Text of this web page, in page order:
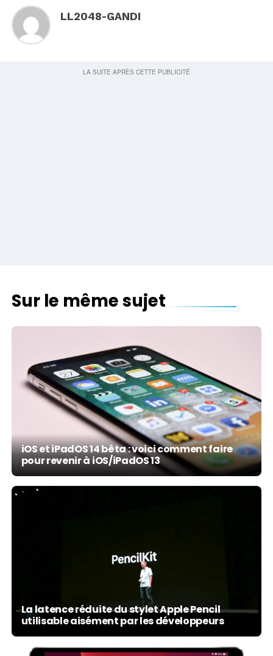
LL2048-GANDI
Sur le même sujet
iOS et iPadOS 14 bêta : voici comment faire
pour revenir à iOS/iPadOS 13
La latence réduite du stylet Apple Pencil
utilisable aisément par les développeurs